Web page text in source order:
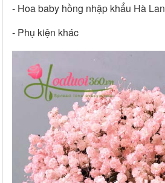
- Hoa baby hồng nhập khẩu Hà Lan
- Phụ kiện khác